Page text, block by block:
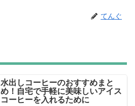
てんぐ
水出しコーヒーのおすすめまと
め！自宅で手軽に美味しいアイス
コーヒーを入れるために